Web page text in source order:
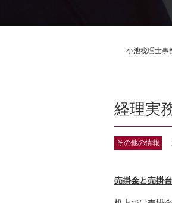
小池税理士事
経理実
その他の情報
売掛金と売掛